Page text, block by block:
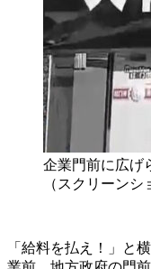
企業門前に広げ
（スクリーンシ
「給料を払え！」と